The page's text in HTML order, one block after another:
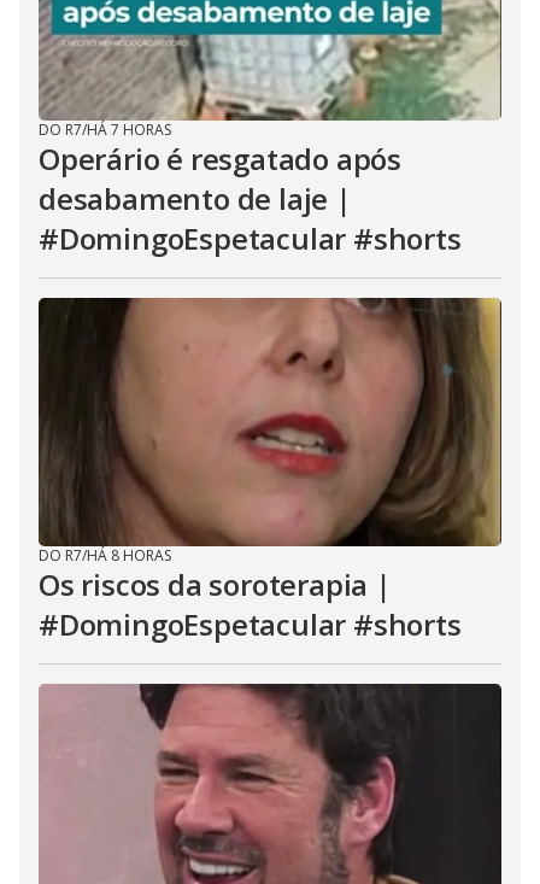
DO R7/HÁ 7 HORAS
Operário é resgatado após
desabamento de laje |
#DomingoEspetacular #shorts
DO R7/HÁ 8 HORAS
Os riscos da soroterapia |
#DomingoEspetacular #shorts